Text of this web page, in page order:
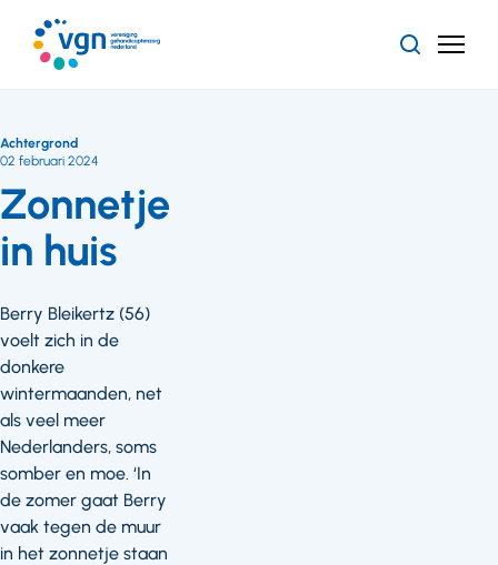
naar
hoofdinhoud
ZoekenMenu
Zonnetje
in huis
Achtergrond
02 februari 2024
Berry Bleikertz (56)
voelt zich in de
donkere
wintermaanden, net
als veel meer
Nederlanders, soms
somber en moe. ‘In
de zomer gaat Berry
vaak tegen de muur
in het zonnetje staan